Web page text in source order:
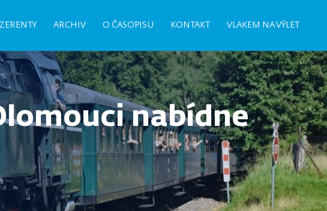
ARCHIV O ČASOPISU KONTAKT VLAKEM NA VÝLET
nabídne